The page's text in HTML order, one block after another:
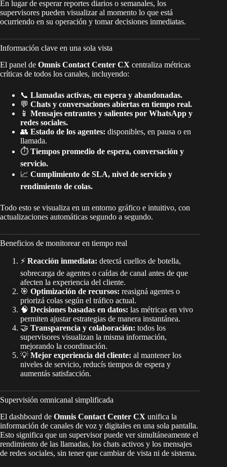
En lugar de esperar reportes diarios o semanales, los
supervisores pueden visualizar al momento lo que está
ocurriendo en su operación y tomar decisiones inmediatas.
Información clave en una sola vista
El panel de Omnis Contact Center CX centraliza métricas
críticas de todos los canales, incluyendo:
📞 Llamadas activas, en espera y abandonadas.
💬 Chats y conversaciones abiertas en tiempo real.
📱 Mensajes entrantes y salientes por WhatsApp y
redes sociales.
👥 Estado de los agentes: disponibles, en pausa o en
llamada.
⏱️ Tiempos promedio de espera, conversación y
servicio.
📈 Cumplimiento de SLA, nivel de servicio y
rendimiento de colas.
Todo esto se visualiza en un entorno gráfico e intuitivo, con
actualizaciones automáticas segundo a segundo.
Beneficios de monitorear en tiempo real
⚡ Reacción inmediata: detectá cuellos de botella,
sobrecarga de agentes o caídas de canal antes de que
afecten la experiencia del cliente.
🎯 Optimización de recursos: reasigná agentes o
priorizá colas según el tráfico actual.
🧠 Decisiones basadas en datos: las métricas en vivo
permiten ajustar estrategias de manera instantánea.
🤝 Transparencia y colaboración: todos los
supervisores visualizan la misma información,
mejorando la coordinación.
💡 Mejor experiencia del cliente: al mantener los
niveles de servicio, reducís tiempos de espera y
aumentás satisfacción.
Supervisión omnicanal simplificada
El dashboard de Omnis Contact Center CX unifica la
información de canales de voz y digitales en una sola pantalla.
Esto significa que un supervisor puede ver simultáneamente el
rendimiento de las llamadas, los chats activos y los mensajes
de redes sociales, sin tener que cambiar de vista ni de sistema.